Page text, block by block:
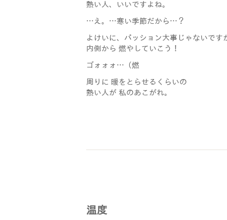
熱い人、いいですよね。
…え。…寒い季節だから…？
よけいに、パッション大事じゃないです
内側から 燃やしていこう！
ゴォォォ…（燃
周りに 暖をとらせるくらいの
熱い人が 私のあこがれ。
温度